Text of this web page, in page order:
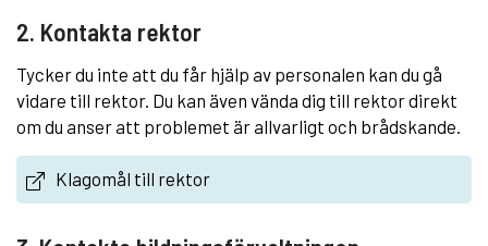
2. Kontakta rektor
Tycker du inte att du får hjälp av personalen kan du gå
vidare till rektor. Du kan även vända dig till rektor direkt
om du anser att problemet är allvarligt och brådskande.
Klagomål till rektor